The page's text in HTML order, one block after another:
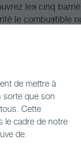
les cinq
le combustible
de mettre à
sorte que son
Cette
le cadre de notre
de